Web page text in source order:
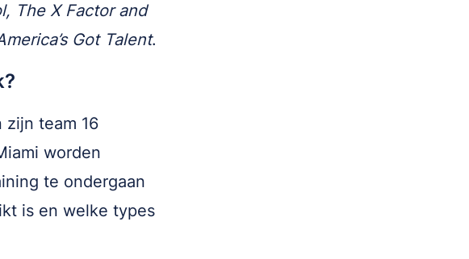
The X Factor and
Got Talent.
team 16
worden
te ondergaan
is en welke types